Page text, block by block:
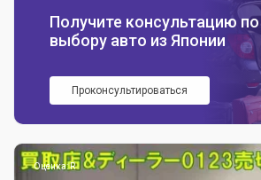
Получите консультацию по
выбору авто из Японии
Проконсультироваться
Оценка: R